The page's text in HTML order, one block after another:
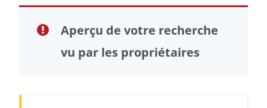
Aperçu de votre recherche
vu par les propriétaires